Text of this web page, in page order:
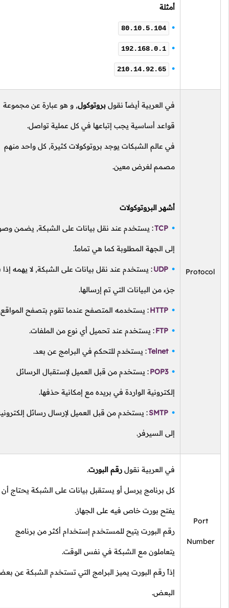
80.10.5.104
192.168.0.1
210.14.92.65
في العربية أيضاً نقول بروتوكول, و هو عبارة عن مجموعة
قواعد أساسية يجب إتباعها في كل عملية تواصل.
في عالم الشبكات يوجد بروتوكولات كثيرة, كل واحد منهم
مصمم لغرض معين.
أشهر البروتوكولات
TCP : يستخدم عند نقل بيانات على الشبكة, يضمن وصولها
إلى الجهة المطلوبة كما هي تماماً.
UDP : يستخدم عند نقل بيانات على الشبكة, لا يهمه إذا فقد
جزء من البيانات التي تم إرسالها.
HTTP: يستخدمه المتصفح عندما تقوم بتصفح المواقع.
FTP : يستخدم عند تحميل أي نوع من الملفات.
Telnet: يستخدم للتحكم في البرامج عن بعد.
POP3: يستخدم من قبل العميل لإستقبال الرسائل
إلكترونية الواردة في بريده مع إمكانية حذفها.
SMTP: يستخدم من قبل العميل لإرسال رسائل إلكترونية
إلى السيرفر.
في العربية نقول رقم البورت.
كل برنامج يرسل أو يستقبل بيانات على الشبكة يحتاج أن
يفتح بورت خاص فيه على الجهاز.
رقم البورت يتيح للمستخدم إستخدام أكثر من برنامج
يتعاملون مع الشبكة في نفس الوقت.
إذاً رقم البورت يميز البرامج التي تستخدم الشبكة عن بعضها
البعض.